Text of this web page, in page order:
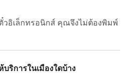
วอิเล็กทรอนิกส์ คุณจึงไม่ต้องพิมพ์
บริการในเมืองใดบ้าง